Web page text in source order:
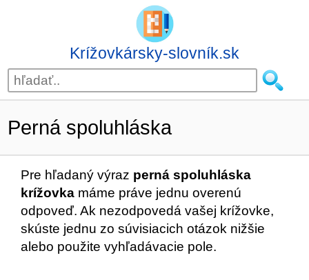
Krížovkársky-slovník.sk
Perná spoluhláska
Pre hľadaný výraz perná spoluhláska
krížovka máme práve jednu overenú
odpoveď. Ak nezodpovedá vašej krížovke,
skúste jednu zo súvisiacich otázok nižšie
alebo použite vyhľadávacie pole.